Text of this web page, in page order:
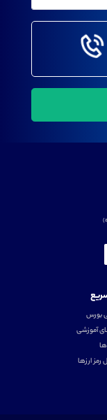
بورس
آموزشی
رمز ارزها